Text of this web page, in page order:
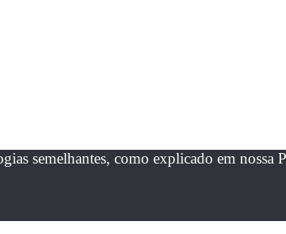
semelhantes, como explicado em nossa